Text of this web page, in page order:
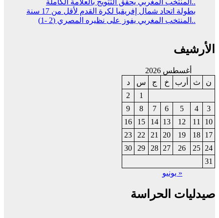
..المنتخب المغربي يحقق التتويج بالعلامة الكاملة
بطولة اتحاد شمال إفريقيا لكرة القدم لأقل من 17 سنة
..المنتخب المغربي يفوز على نظيره المصري (2 -1)
الأرشيف
أغسطس 2026
ن
ث أرب خ ج س
د
1
2
3
4
5
6
7
8
9
10
11
12
13
14
15
16
17
18
19
20
21
22
23
24
25
26
27
28
29
30
31
« يونيو
صيدليات الحراسة